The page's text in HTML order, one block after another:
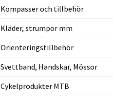
Kompasser och tillbehör
Kläder, strumpor mm
Orienteringstillbehör
Svettband, Handskar, Mössor
Cykelprodukter MTB